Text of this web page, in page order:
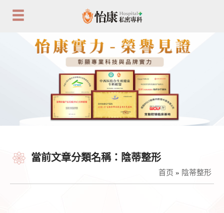
當前文章分類名稱：陰蒂整形
首页 » 陰蒂整形